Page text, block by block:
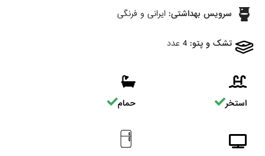
سرویس بهداشتی: ایرانی و فرنگی
تشک و پتو: 4 عدد
استخر حمام